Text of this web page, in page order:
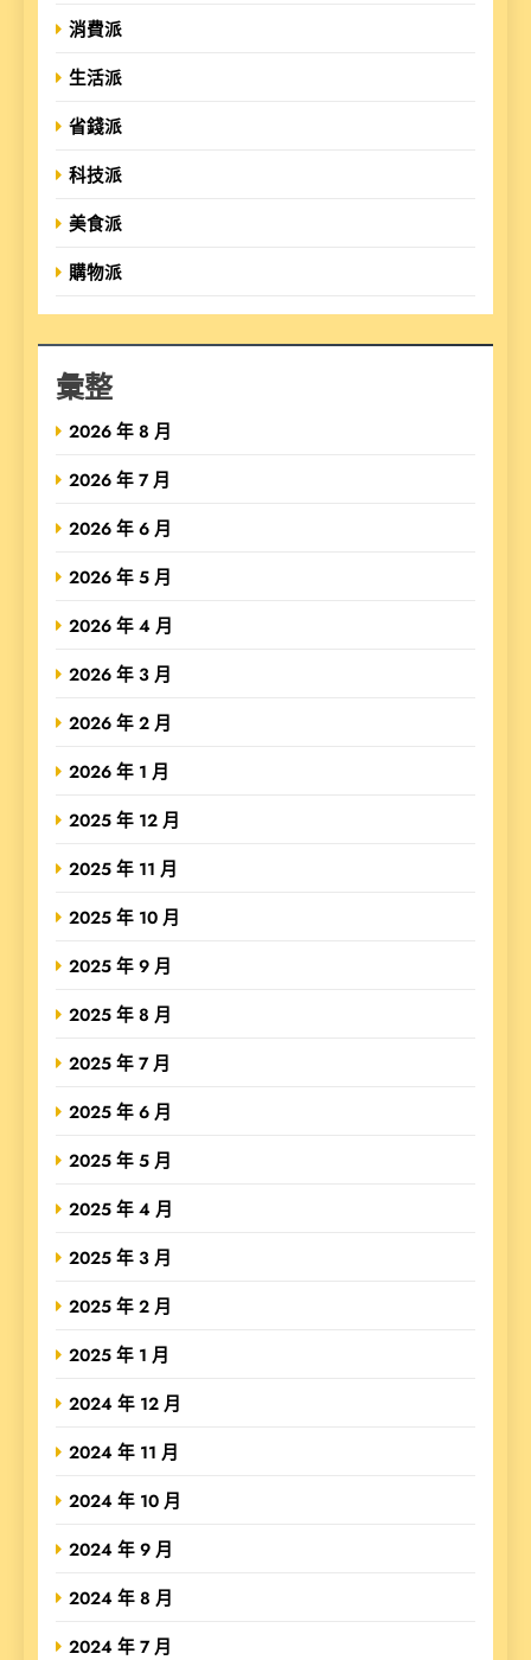
消費派
生活派
省錢派
科技派
美食派
購物派
彙整
2026 年 8 月
2026 年 7 月
2026 年 6 月
2026 年 5 月
2026 年 4 月
2026 年 3 月
2026 年 2 月
2026 年 1 月
2025 年 12 月
2025 年 11 月
2025 年 10 月
2025 年 9 月
2025 年 8 月
2025 年 7 月
2025 年 6 月
2025 年 5 月
2025 年 4 月
2025 年 3 月
2025 年 2 月
2025 年 1 月
2024 年 12 月
2024 年 11 月
2024 年 10 月
2024 年 9 月
2024 年 8 月
2024 年 7 月